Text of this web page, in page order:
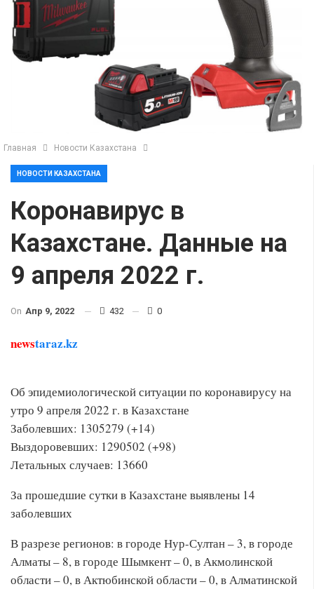
Главная Новости Казахстана
НОВОСТИ КАЗАХСТАНА
Коронавирус в
Казахстане. Данные на
9 апреля 2022 г.
On Апр 9, 2022 432 0
newstaraz.kz
Об эпидемиологической ситуации по коронавирусу на
утро 9 апреля 2022 г. в Казахстане
Заболевших: 1305279 (+14)
Выздоровевших: 1290502 (+98)
Летальных случаев: 13660
За прошедшие сутки в Казахстане выявлены 14
заболевших
В разрезе регионов: в городе Нур-Султан – 3, в городе
Алматы – 8, в городе Шымкент – 0, в Акмолинской
области – 0, в Актюбинской области – 0, в Алматинской